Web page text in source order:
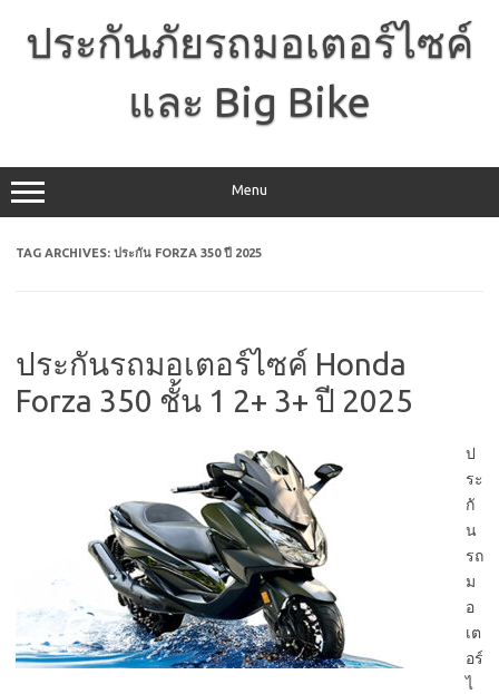
contentประกันภัยรถมอเตอร์ไซค์
และ Big Bike
Menu
TAG ARCHIVES: ประกัน FORZA 350 ปี 2025
ประกันรถมอเตอร์ไซค์ Honda
Forza 350 ชั้น 1 2+ 3+ ปี 2025
ป
ระ
กั
น
รถ
ม
อ
เต
อร์
ไ